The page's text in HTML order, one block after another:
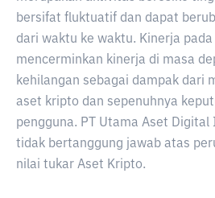
bersifat fluktuatif dan dapat
dari waktu ke waktu. Kinerja
mencerminkan kinerja di masa
kehilangan sebagai dampak dari
aset kripto dan sepenuhnya
pengguna. PT Utama Aset
tidak bertanggung jawab atas
nilai tukar Aset Kripto.